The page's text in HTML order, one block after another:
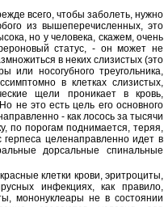
всего, чтобы заболеть, нужно
из вышеперечисленных, это
но у человека, скажем, очень
статус, - он может не
в неких слизистых (это
или носогубного треугольника,
в клетках слизистых,
щели проникает в кровь,
не это есть цель его основного
- как лосось за тысячи
по порогам поднимается, теряя,
герпеса целенаправленно идет в
дорсальные спинальные
клетки крови, эритроциты,
инфекциях, как правило,
мононуклеары не в состоянии